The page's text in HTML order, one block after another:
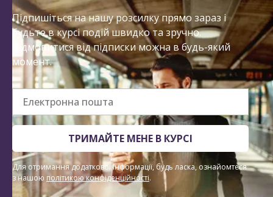
Підпишіться на нашу розсилку прямо зараз і
будьте в курсі подій швидко та зручно.
Відмовитися від підписки можна в будь-який
момент.
Електронна пошта
ТРИМАЙТЕ МЕНЕ В КУРСІ
Для отримання додаткової інформації, будь ласка, ознайомтеся
з нашою політикою конфіденційності.